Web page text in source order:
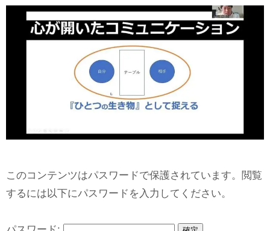
このコンテンツはパスワードで保護されています。閲覧
するには以下にパスワードを入力してください。